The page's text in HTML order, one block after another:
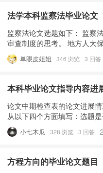
法学本科监察法毕业论文
监察法论文选题如下： 监察
审查制度的思考。 地方人大
查制度研究。 人大监督权与
与方法研究。 写作指导： (一)
单眼皮姐姐 346 浏览 3 回答
本科毕业论文指导内容进
论文中期检查表的论文进展
从以下四个方面填写：选题
综合训练要求；题目难易程
研、经济、社会、文化及实
小七木瓜 328 浏览 3 回答
方程方向的毕业论文题目